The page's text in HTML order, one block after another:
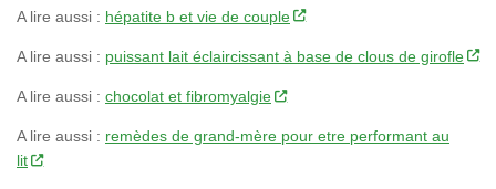
A lire aussi : hépatite b et vie de couple
A lire aussi : puissant lait éclaircissant à base de clous de girofle
A lire aussi : chocolat et fibromyalgie
A lire aussi : remèdes de grand-mère pour etre performant au
lit